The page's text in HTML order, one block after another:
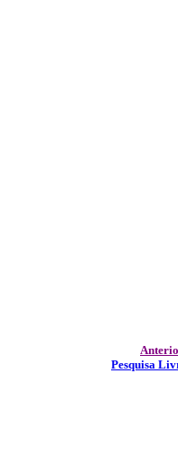
Pesquisa